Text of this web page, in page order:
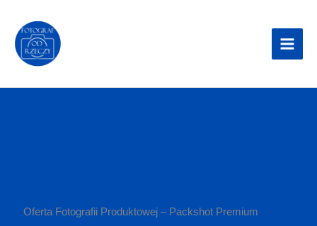
treści
Oferta Fotografii Produktowej – Packshot Premium